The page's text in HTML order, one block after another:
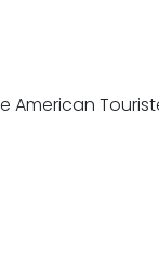
American